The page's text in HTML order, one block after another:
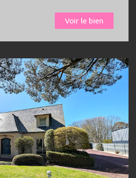
Voir le bien